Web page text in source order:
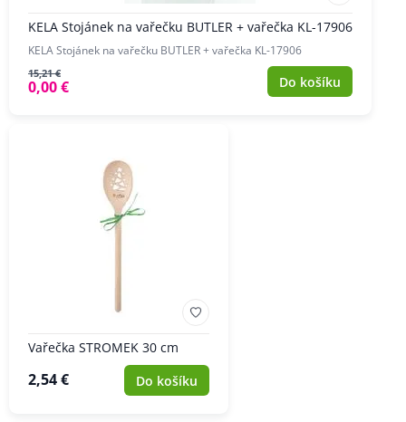
KELA Stojánek na vařečku BUTLER + vařečka KL-17906
KELA Stojánek na vařečku BUTLER + vařečka KL-17906
15,21 €
0,00 € Do košíku
Vařečka STROMEK 30 cm
2,54 € Do košíku